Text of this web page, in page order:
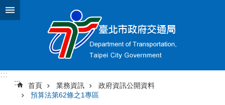
跳到主要內容區塊
:::
:::
首頁 業務資訊
政府資訊公開資料
預算法第62條之1專區